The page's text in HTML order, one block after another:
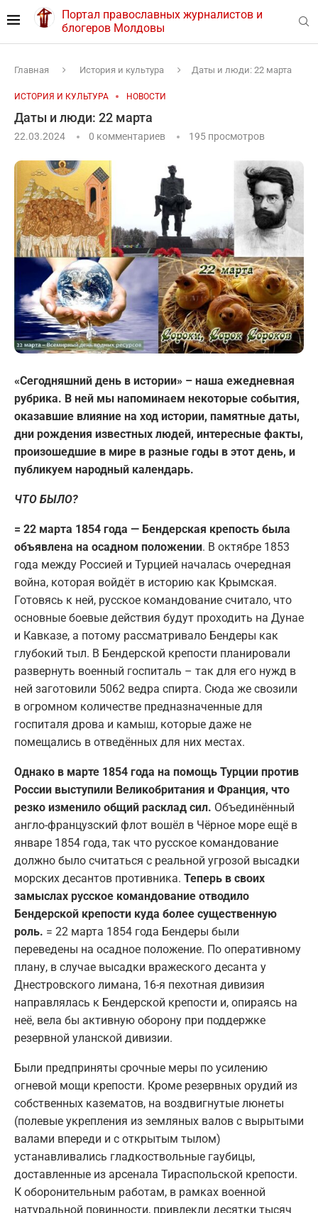
Портал православных журналистов и
блогеров Молдовы
Главная История и культура Даты и люди: 22 марта
ИСТОРИЯ И КУЛЬТУРА НОВОСТИ
Даты и люди: 22 марта
22.03.2024 0 комментариев 195 просмотров
«Сегодняшний день в истории» – наша ежедневная
рубрика. В ней мы напоминаем некоторые события,
оказавшие влияние на ход истории, памятные даты,
дни рождения известных людей, интересные факты,
произошедшие в мире в разные годы в этот день, и
публикуем народный календарь.
ЧТО БЫЛО?
= 22 марта 1854 года — Бендерская крепость была
объявлена на осадном положении. В октябре 1853
года между Россией и Турцией началась очередная
война, которая войдёт в историю как Крымская.
Готовясь к ней, русское командование считало, что
основные боевые действия будут проходить на Дунае
и Кавказе, а потому рассматривало Бендеры как
глубокий тыл. В Бендерской крепости планировали
развернуть военный госпиталь – так для его нужд в
ней заготовили 5062 ведра спирта. Сюда же свозили
в огромном количестве предназначенные для
госпиталя дрова и камыш, которые даже не
помещались в отведённых для них местах.
Однако в марте 1854 года на помощь Турции против
России выступили Великобритания и Франция, что
резко изменило общий расклад сил. Объединённый
англо-французский флот вошёл в Чёрное море ещё в
январе 1854 года, так что русское командование
должно было считаться с реальной угрозой высадки
морских десантов противника. Теперь в своих
замыслах русское командование отводило
Бендерской крепости куда более существенную
роль. = 22 марта 1854 года Бендеры были
переведены на осадное положение. По оперативному
плану, в случае высадки вражеского десанта у
Днестровского лимана, 16-я пехотная дивизия
направлялась к Бендерской крепости и, опираясь на
неё, вела бы активную оборону при поддержке
резервной уланской дивизии.
Были предприняты срочные меры по усилению
огневой мощи крепости. Кроме резервных орудий из
собственных казематов, на воздвигнутые люнеты
(полевые укрепления из земляных валов с вырытыми
валами впереди и с открытым тылом)
устанавливались гладкоствольные гаубицы,
доставленные из арсенала Тираспольской крепости.
К оборонительным работам, в рамках военной
натуральной повинности, привлекли десятки тысяч